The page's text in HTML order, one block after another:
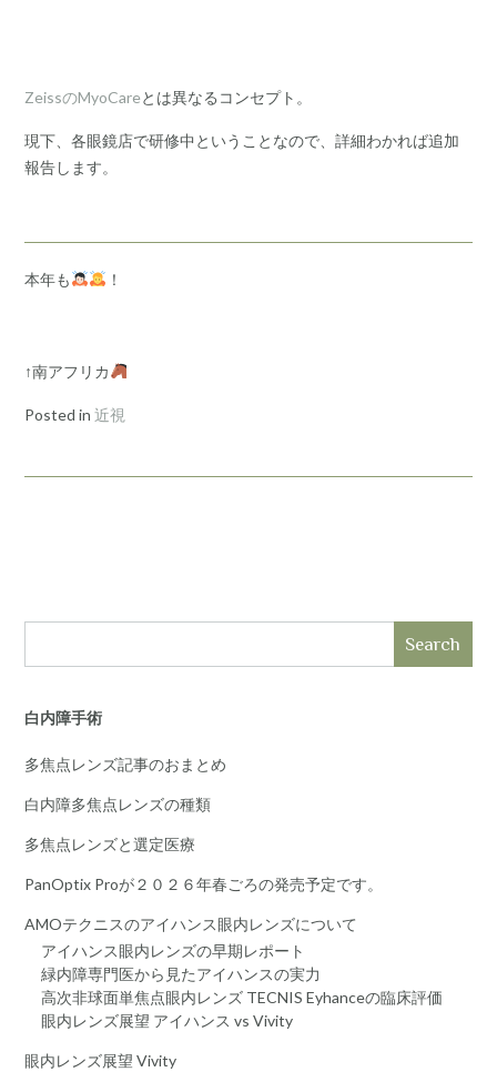
ZeissのMyoCareとは異なるコンセプト。
現下、各眼鏡店で研修中ということなので、詳細わかれば追加
報告します。
本年も ！
↑南アフリカ
Posted in 近視
Search
白内障手術
多焦点レンズ記事のおまとめ
白内障多焦点レンズの種類
多焦点レンズと選定医療
PanOptix Proが２０２６年春ごろの発売予定です。
AMOテクニスのアイハンス眼内レンズについて
アイハンス眼内レンズの早期レポート
緑内障専門医から見たアイハンスの実力
高次非球面単焦点眼内レンズ TECNIS Eyhanceの臨床評価
眼内レンズ展望 アイハンス vs Vivity
眼内レンズ展望 Vivity